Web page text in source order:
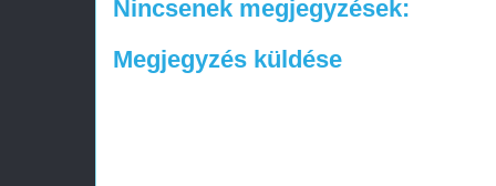
Nincsenek megjegyzések:
Megjegyzés küldése